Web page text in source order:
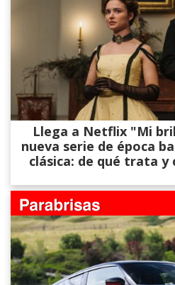
Llega a Netflix "Mi
nueva serie de época
clásica: de qué trata y